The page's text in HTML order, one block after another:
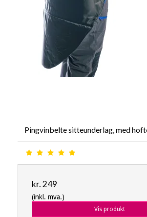
Pingvinbelte sitteunderlag, med
kr. 249
(inkl. mva.)
Vis produkt